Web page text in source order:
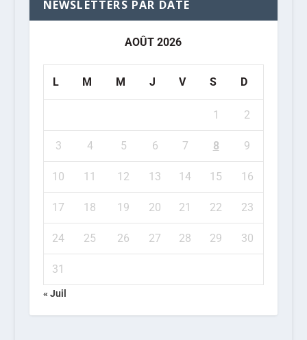
NEWSLETTERS PAR DATE
AOÛT 2026
L M M J V S D
1 2
3 4 5 6 7 8 9
10 11 12 13 14 15 16
17 18 19 20 21 22 23
24 25 26 27 28 29 30
31
« Juil